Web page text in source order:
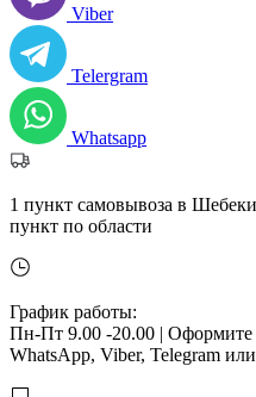
Viber
Telergram
Whatsapp
1 пункт самовывоза в
пункт по области
График работы:
Пн-Пт 9.00 -20.00 | Оформите
WhatsApp, Viber, Telegram